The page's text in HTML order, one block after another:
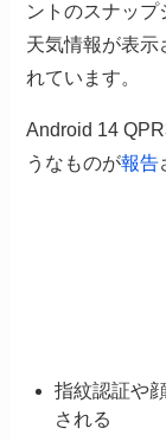
ントのスナッ
天気情報が表示
れています。
Android 14
うなものが報告
指紋認証や
される